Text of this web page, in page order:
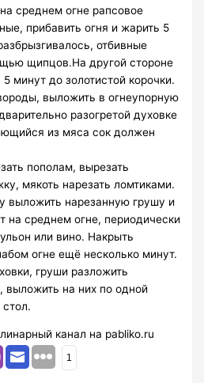
среднем огне рапсовое
прибавить огня и жарить 5
отбивные
щипцов.На другой стороне
минут до золотистой корочки.
выложить в огнеупорную
разогретой духовке
из мяса сок должен
пополам, вырезать
мякоть нарезать ломтиками.
выложить нарезанную грушу и
на среднем огне, периодически
или вино. Накрыть
огне ещё несколько минут.
груши разложить
выложить на них по одной
канал на pabliko.ru
1